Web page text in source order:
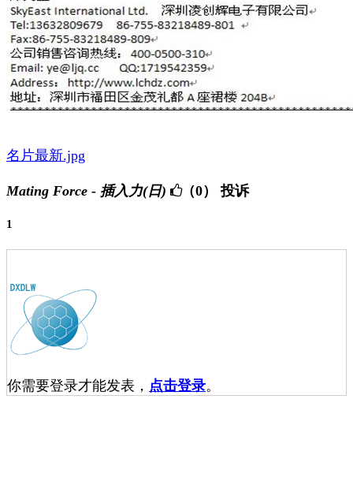
名片最新.jpg
Mating Force - 插入力(日) （0） 投诉
1
你需要登录才能发表， 点击登录。